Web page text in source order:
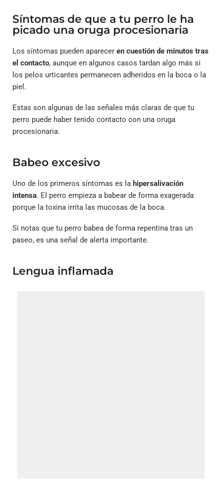
Síntomas de que a tu perro le ha
picado una oruga procesionaria
Los síntomas pueden aparecer en cuestión de minutos tras
el contacto, aunque en algunos casos tardan algo más si
los pelos urticantes permanecen adheridos en la boca o la
piel.
Estas son algunas de las señales más claras de que tu
perro puede haber tenido contacto con una oruga
procesionaria.
Babeo excesivo
Uno de los primeros síntomas es la hipersalivación
intensa. El perro empieza a babear de forma exagerada
porque la toxina irrita las mucosas de la boca.
Si notas que tu perro babea de forma repentina tras un
paseo, es una señal de alerta importante.
Lengua inflamada